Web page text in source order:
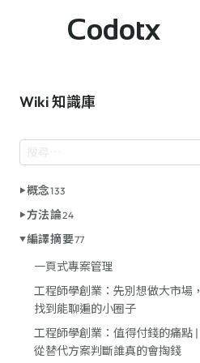
Codotx
Wiki 知識庫
概念133
方法論24
編譯摘要77
一頁式專案管理
工程師學創業：先別想做大市場，
找到能聊遍的小圈子
工程師學創業：值得付錢的痛點 |
從替代方案判斷誰真的會掏錢